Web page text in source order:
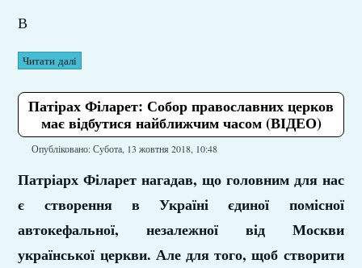
В
Читати далі
Патірах Філарет: Собор православних церков
має відбутися найближчим часом (ВІДЕО)
Опубліковано: Субота, 13 жовтня 2018, 10:48
Патріарх Філарет нагадав, що головним для нас
є створення в Україні єдиної помісної
автокефальної, незалежної від Москви
української церкви. Але для того, щоб створити